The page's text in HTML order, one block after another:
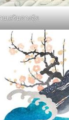
เสริมฮวงจุ้ย